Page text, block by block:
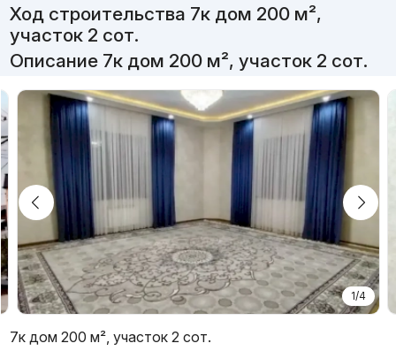
Ход строительства 7к дом 200 м²,
участок 2 сот.
Описание 7к дом 200 м², участок 2 сот.
1/4
7к дом 200 м², участок 2 сот.